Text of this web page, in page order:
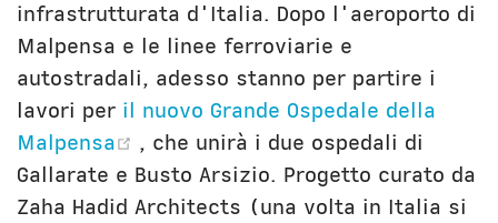
infrastrutturata d'Italia. Dopo l'aeroporto di
Malpensa e le linee ferroviarie e
autostradali, adesso stanno per partire i
lavori per il nuovo Grande Ospedale della
Malpensa
(opens new window)
, che unirà i due ospedali di
Gallarate e Busto Arsizio. Progetto curato da
Zaha Hadid Architects (una volta in Italia si